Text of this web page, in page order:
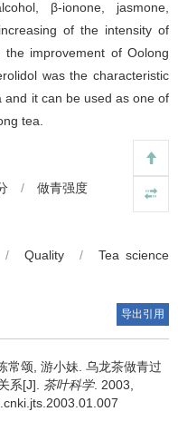
β-ionone, jasmone,
of the intensity of
improvement of Oolong
was the characteristic
it can be used as one of
tea.
/ 做青强度
/ Quality /
Tea science
导出引用
常颂, 游小妹. 乌龙茶做青过
系[J]. 茶叶科学. 2003,